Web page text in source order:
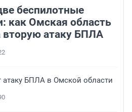
беспилотные
как Омская область
вторую атаку БПЛА
атаку БПЛА в Омской области